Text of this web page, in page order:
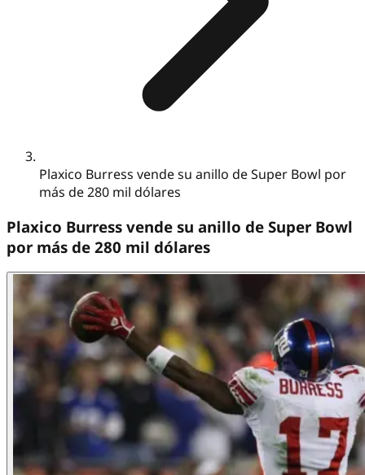
Plaxico Burress vende su anillo de Super Bowl por
más de 280 mil dólares
Plaxico Burress vende su anillo de Super Bowl
por más de 280 mil dólares